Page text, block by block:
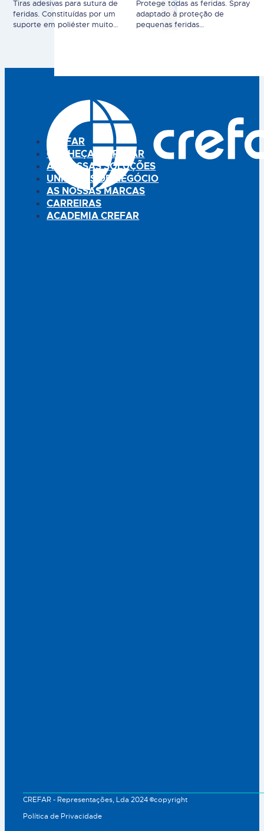
Tiras adesivas para sutura de
feridas. Constituídas por um
suporte em poliéster muito
Sensitive. A sua elevada
aderência é obtida através de
(reticulação por UV) que
mantém inalteradas as suas
propriedades hipoalergénicas.
Para unir as extremidades de
cortes ou feridas,…
Protege todas as feridas. Spray
adaptado à proteção de
pequenas feridas
transparente hidrofóbica e
PEQUENO E PRÁTICO: O frasco
compacto pode ser
transportado numa bolsa e
usado…
CREFAR
CONHEÇA A CREFAR
AS NOSSAS SOLUÇÕES
UNIDADES DE NEGÓCIO
AS NOSSAS MARCAS
CARREIRAS
ACADEMIA CREFAR
CREFAR - Representações, Lda 2024 ©copyright
Política de Privacidade